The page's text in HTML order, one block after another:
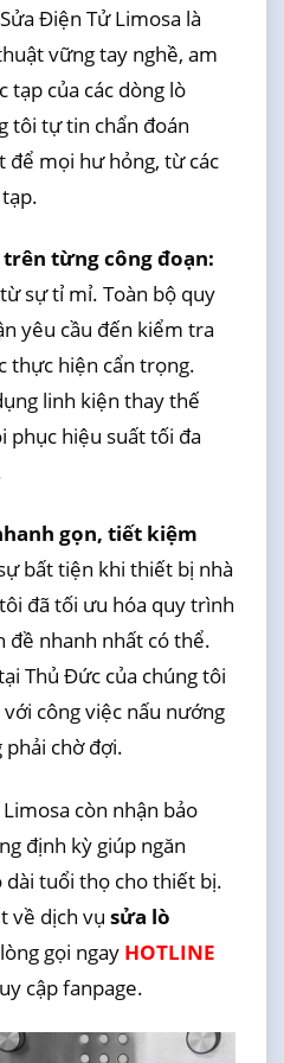
Điện Tử Limosa là
vững tay nghề, am
tạp của các dòng lò
tôi tự tin chẩn đoán
để mọi hư hỏng, từ các
từng công đoạn:
sự tỉ mỉ. Toàn bộ quy
yêu cầu đến kiểm tra
thực hiện cẩn trọng.
linh kiện thay thế
phục hiệu suất tối đa
gọn, tiết kiệm
bất tiện khi thiết bị nhà
đã tối ưu hóa quy trình
đề nhanh nhất có thể.
Thủ Đức của chúng tôi
công việc nấu nướng
chờ đợi.
còn nhận bảo
định kỳ giúp ngăn
dài tuổi thọ cho thiết bị.
về dịch vụ sửa lò
gọi ngay HOTLINE
cập fanpage.